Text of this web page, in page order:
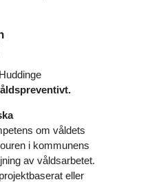
om våldets
i kommunens
av våldsarbetet.
eller